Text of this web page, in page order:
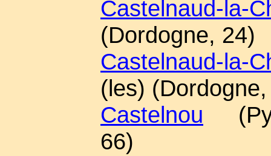
Castelnaud-la-
(Dordogne, 24)
Castelnaud-la-
(les)
Castelnou
66)